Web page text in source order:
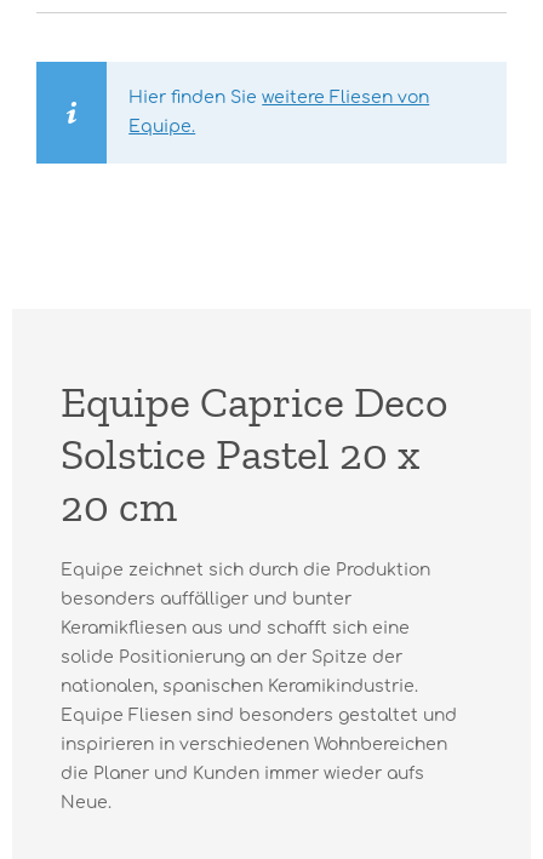
Hier finden Sieweitere Fliesen von
Equipe.
Equipe Caprice Deco
Solstice Pastel 20 x
20 cm
Equipe zeichnet sich durch die Produktion
besonders auffälliger und bunter
Keramikfliesen aus und schafft sich eine
solide Positionierung an der Spitze der
nationalen, spanischen Keramikindustrie.
Equipe Fliesen sind besonders gestaltet und
inspirieren in verschiedenen Wohnbereichen
die Planer und Kunden immer wieder aufs
Neue.